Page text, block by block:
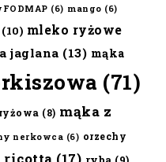
(6) mango (6)
(10) mleko ryżowe
jaglana (13) mąka
(71)
(8) mąka z
nerkowca (6) orzechy
ryba (9)